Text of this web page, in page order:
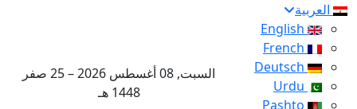
العربية
السبت, 08 أغسطس 2026 – 25 صفر
1448 هـ